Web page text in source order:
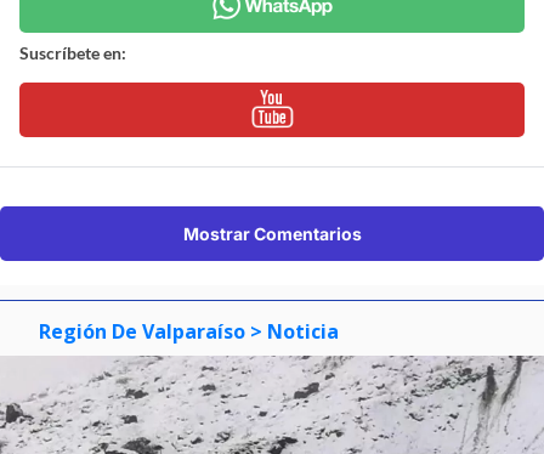
Suscríbete en:
Mostrar Comentarios
Región De Valparaíso > Noticia